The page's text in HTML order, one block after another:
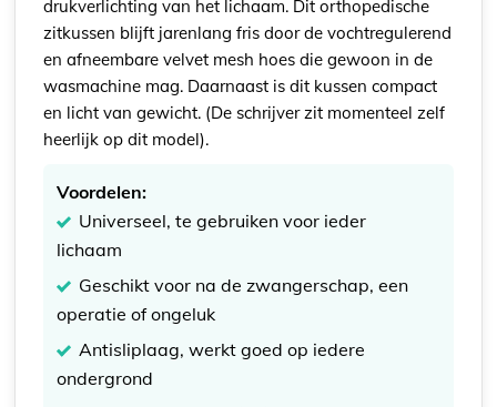
drukverlichting van het lichaam. Dit orthopedische
zitkussen blijft jarenlang fris door de vochtregulerend
en afneembare velvet mesh hoes die gewoon in de
wasmachine mag. Daarnaast is dit kussen compact
en licht van gewicht. (De schrijver zit momenteel zelf
heerlijk op dit model).
Voordelen:
Universeel, te gebruiken voor ieder
lichaam
Geschikt voor na de zwangerschap, een
operatie of ongeluk
Antisliplaag, werkt goed op iedere
ondergrond